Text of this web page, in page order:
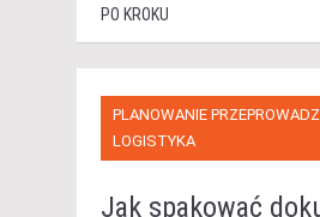
PO KROKU
PLANOWANIE
LOGISTYKA
Jak spakować